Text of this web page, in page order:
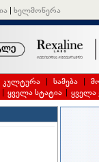
| ხელმოწერა
კულტურა | სამება |
| ყველა სტატია | ყველა